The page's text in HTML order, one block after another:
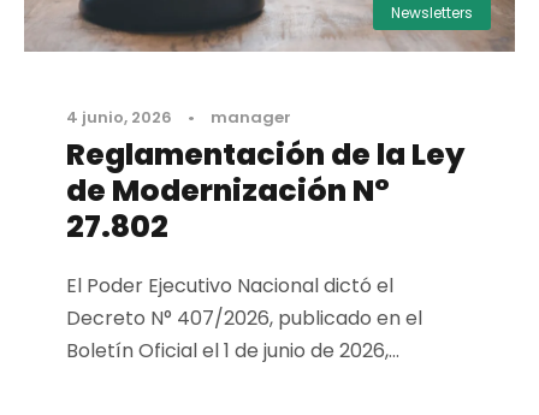
Newsletters
4 junio, 2026 • manager
Reglamentación de la Ley
de Modernización N°
27.802
El Poder Ejecutivo Nacional dictó el
Decreto N° 407/2026, publicado en el
Boletín Oficial el 1 de junio de 2026,...